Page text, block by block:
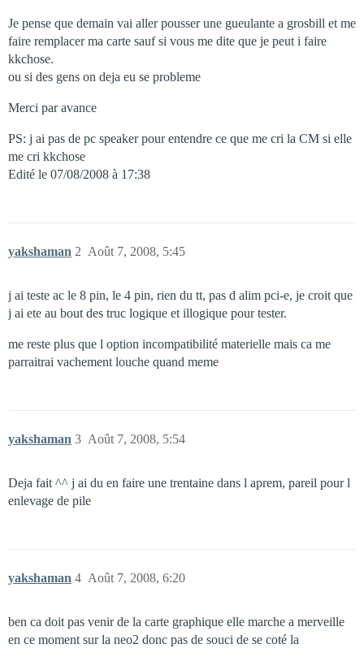
Je pense que demain vai aller pousser une gueulante a grosbill et me
faire remplacer ma carte sauf si vous me dite que je peut i faire
kkchose.
ou si des gens on deja eu se probleme
Merci par avance
PS: j ai pas de pc speaker pour entendre ce que me cri la CM si elle
me cri kkchose
Edité le 07/08/2008 à 17:38
yakshaman Août 7, 2008, 5:45
2
j ai teste ac le 8 pin, le 4 pin, rien du tt, pas d alim pci-e, je croit que
j ai ete au bout des truc logique et illogique pour tester.
me reste plus que l option incompatibilité materielle mais ca me
parraitrai vachement louche quand meme
yakshaman Août 7, 2008, 5:54
3
Deja fait ^^ j ai du en faire une trentaine dans l aprem, pareil pour l
enlevage de pile
yakshaman Août 7, 2008, 6:20
4
ben ca doit pas venir de la carte graphique elle marche a merveille
en ce moment sur la neo2 donc pas de souci de se coté la